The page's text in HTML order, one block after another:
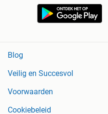
Blog
Veilig en Succesvol
Voorwaarden
Cookiebeleid